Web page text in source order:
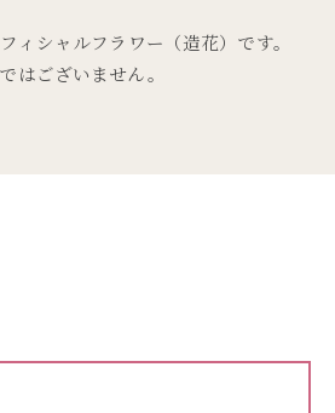
ィシャルフラワー（造花）です。
はございません。